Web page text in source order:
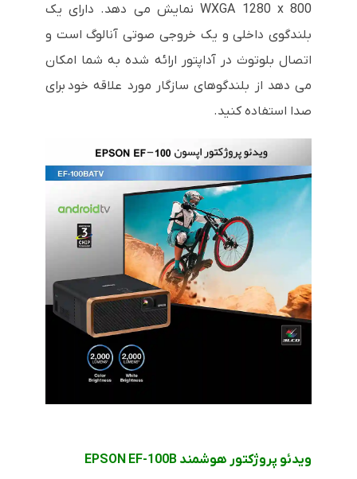
WXGA 1280 x 800 نمایش می دهد. دارای یک
بلندگوی داخلی و یک خروجی صوتی آنالوگ است و
اتصال بلوتوث در آداپتور ارائه شده به شما امکان
می دهد از بلندگوهای سازگار مورد علاقه خود برای
صدا استفاده کنید.
ویدئو پروژکتور هوشمند EPSON EF-100B